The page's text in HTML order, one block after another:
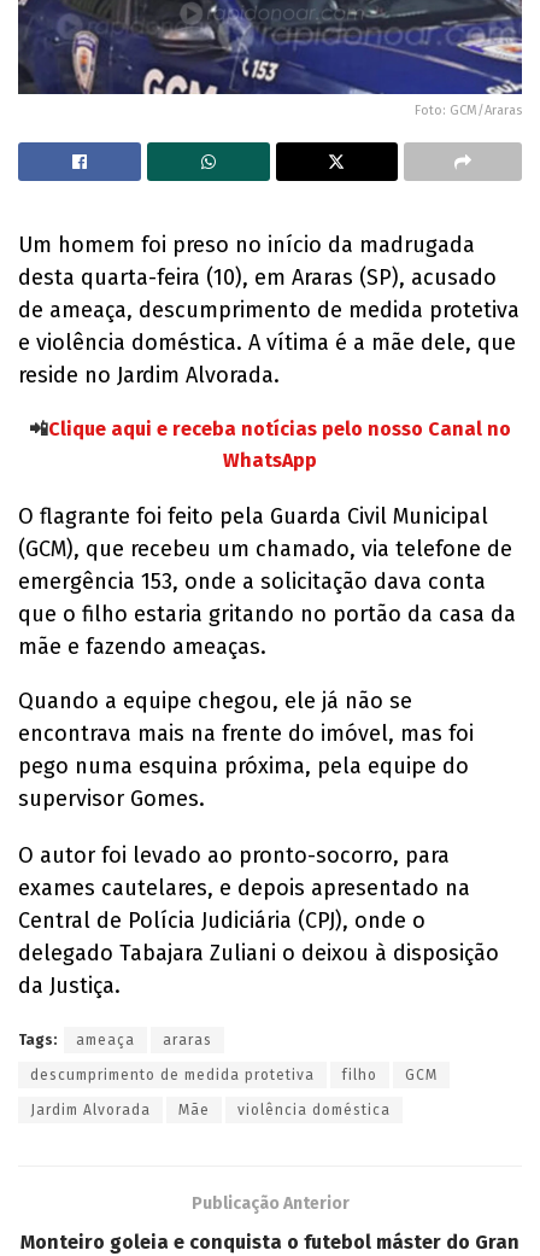
Foto: GCM/Araras
Um homem foi preso no início da madrugada
desta quarta-feira (10), em Araras (SP), acusado
de ameaça, descumprimento de medida protetiva
e violência doméstica. A vítima é a mãe dele, que
reside no Jardim Alvorada.
📲Clique aqui e receba notícias pelo nosso Canal no
WhatsApp
O flagrante foi feito pela Guarda Civil Municipal
(GCM), que recebeu um chamado, via telefone de
emergência 153, onde a solicitação dava conta
que o filho estaria gritando no portão da casa da
mãe e fazendo ameaças.
Quando a equipe chegou, ele já não se
encontrava mais na frente do imóvel, mas foi
pego numa esquina próxima, pela equipe do
supervisor Gomes.
O autor foi levado ao pronto-socorro, para
exames cautelares, e depois apresentado na
Central de Polícia Judiciária (CPJ), onde o
delegado Tabajara Zuliani o deixou à disposição
da Justiça.
Tags: ameaça araras
descumprimento de medida protetiva filho GCM
Jardim Alvorada Mãe violência doméstica
Publicação Anterior
Monteiro goleia e conquista o futebol máster do Gran